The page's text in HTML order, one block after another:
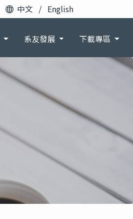
中文 / English
系友發展 下載專區